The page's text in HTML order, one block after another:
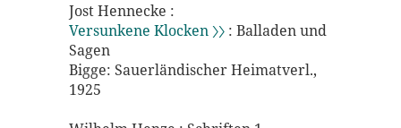
Jost Hennecke :
Versunkene Klocken 〉〉 : Balladen und
Sagen
Bigge: Sauerländischer Heimatverl.,
1925